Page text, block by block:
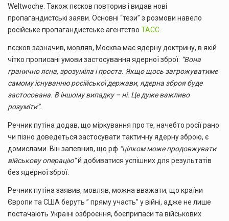
Weltwoche. Також пєсков повторив і видав нові
пропагандистські заяви. Основні “тези” з розмови навело
російське пропагандистське агентство ТАСС
пєсков зазначив, мовляв, Москва має ядерну доктрину, в якій
чітко прописані умови застосування ядерної зброї: “Вона
гранично ясна, зрозуміла і проста. Якщо щось загрожуватиме
самому існуванню російської держави, ядерна зброя буде
застосована. В іншому випадку – ні. Це дуже важливо
розуміти”.
Речник путіна додав, що міркування про те, начебто росії рано
чи пізно доведеться застосувати тактичну ядерну зброю, є
домислами. Він запевнив, що рф “цілком може продовжувати
військову операцію”й добиватися успішних для результатів
без ядерної зброї.
Речник путіна заявив, мовляв, можна вважати, що країни
Європи та США беруть ” пряму участь” у війні, адже не лише
постачають Україні озброєння, боєприпаси та військових